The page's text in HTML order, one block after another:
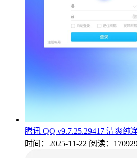
腾讯 QQ v9.7.25.29417 清爽
时间：2025-11-22 阅读：